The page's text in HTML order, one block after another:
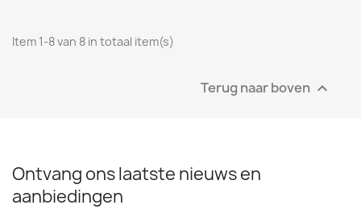
Item 1-8 van 8 in totaal item(s)
Terug naar boven 
Ontvang ons laatste nieuws en
aanbiedingen